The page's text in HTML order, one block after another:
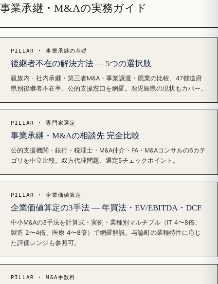
事業承継・M&Aの実務ガイド
PILLAR · 事業承継の基礎
後継者不在の解決方法 — 5つの選択肢
親族内・社内承継・第三者M&A・事業譲渡・廃業の比較、47都道府
県別後継者不在率、公的支援窓口を網羅。鹿児島県の現状もカバー。
PILLAR · 専門家選定
事業承継・M&Aの相談先 完全比較
公的支援機関・銀行・税理士・M&A仲介・FA・M&Aコンサルの6カテ
ゴリを中立比較。双方代理問題、選定5チェックポイント。
PILLAR · 企業価値算定
企業価値算定の3手法 — 年買法・EV/EBITDA・DCF
中小M&Aの3手法を計算式・実例・業種別マルチプル（IT 4〜8倍、
製造 2〜4倍、医療 4〜8倍）で網羅解説。与論町の業種特性に応じ
た評価レンジも参照可。
PILLAR · M&A手数料